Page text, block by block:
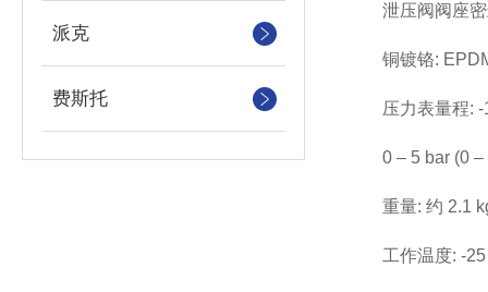
派克
费斯托
泄压阀阀座密
铜镀铬:
压力表量程: -1
0 – 5 bar (0 –
重量: 约 2.1 kg
工作温度: -25